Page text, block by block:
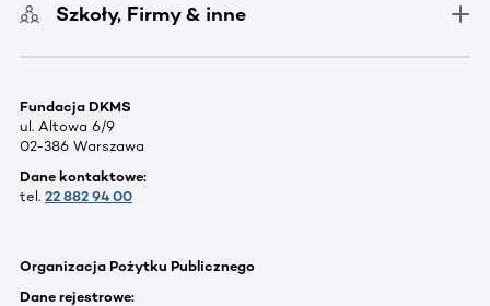
Szkoły, Firmy & inne
Fundacja DKMS
ul. Altowa 6/9
02-386 Warszawa
Dane kontaktowe:
tel. 22 882 94 00
Organizacja Pożytku Publicznego
Dane rejestrowe: